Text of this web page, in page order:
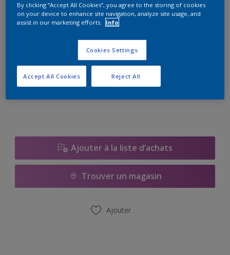
Format
Quantité
Ajouter à la liste d’achats
Trouver un magasin
Ajouter
By clicking “Accept All Cookies”, you agree to the storing of cookies
on your device to enhance site navigation, analyze site usage, and
assist in our marketing efforts.
Info
Cookies Settings
Reject All
Accept All Cookies